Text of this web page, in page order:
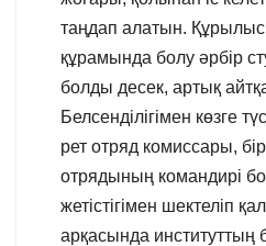
таңдап алатын.
құрамында болу әрбір
болды десек, артық
Белсенділігімен көзге
рет отряд комиссары,
отрядының командирі
жетістігімен шектеліп
арқасында институттың